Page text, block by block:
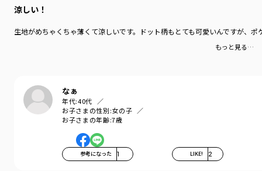
涼しい！
生地がめちゃくちゃ薄くて涼しいです。ドット柄もとても可愛いんですが、
もっと見る…
なぁ
年代:40代
お子さまの性別:女の子
お子さまの年齢:7歳
参考になった 1 LIKE! 2